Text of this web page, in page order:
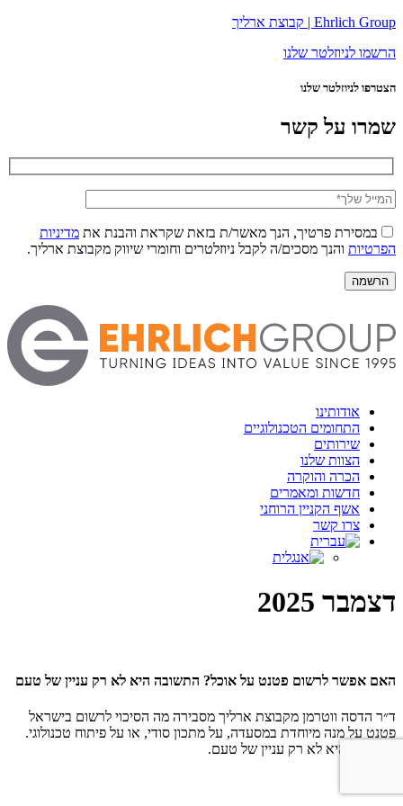
Ehrlich Group | קבוצת ארליך
הרשמו לניוזלטר שלנו
הצטרפו לניוזלטר שלנו
שמרו על קשר
במסירת פרטיך, הנך מאשר/ת בזאת שקראת והבנת את מדיניות
הפרטיות והנך מסכים/ה לקבל ניוזלטרים וחומרי שיווק מקבוצת ארליך.
הרשמה
Menu
אודותינו
התחומים הטכנולוגיים
שירותים
הצוות שלנו
הכרה והוקרה
חדשות ומאמרים
אשף הקניין הרוחני
צרו קשר
דצמבר 2025
האם אפשר לרשום פטנט על אוכל? התשובה היא לא רק עניין של טעם
ד״ר הדסה ווטרמן מקבוצת ארליך מסבירה מה הסיכוי לרשום בישראל
פטנט על מנה מיוחדת במסעדה, על מתכון סודי, או על פיתוח טכנולוגי.
התשובה היא לא רק עניין של טעם.